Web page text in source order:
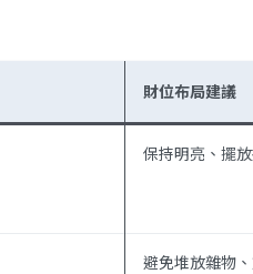
財位布局建議
保持明亮、擺
避免堆放雜物